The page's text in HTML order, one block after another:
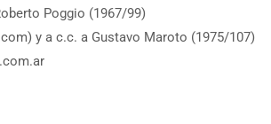
Poggio (1967/99)
y a c.c. a Gustavo Maroto (1975/107)